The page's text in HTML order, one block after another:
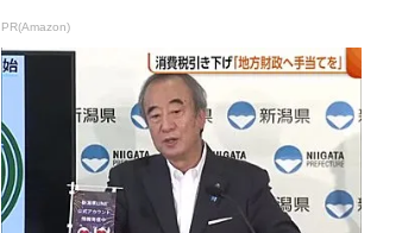
PR(Amazon)